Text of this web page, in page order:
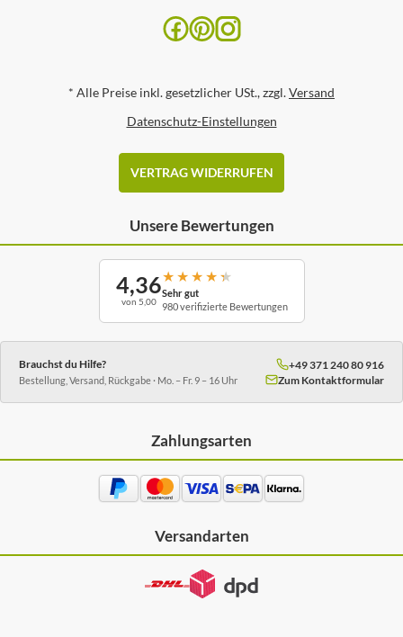
* Alle Preise inkl. gesetzlicher USt., zzgl.Versand
Datenschutz-Einstellungen
VERTRAG WIDERRUFEN
Unsere Bewertungen
4,36
von 5,00
★ ★ ★ ★ ★
Sehr gut
980 verifizierte Bewertungen
Brauchst du Hilfe?
Bestellung, Versand, Rückgabe · Mo. – Fr. 9 – 16 Uhr
+49 371 240 80 916
Zum Kontaktformular
Zahlungsarten
Versandarten